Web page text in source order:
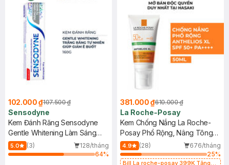
102.000 ₫107.500 ₫
Sensodyne
Kem Đánh Răng Sensodyne
Gentle Whitening Làm Sáng
Răng 160g
5.0 (3)
128/tháng
64%
381.000 ₫610.000 ₫
La Roche-Posay
Kem Chống Nắng La Roche-
Posay Phổ Rộng, Nâng Tông
Kiềm Dầu 50ml
4.9 (28)
676/tháng
25%
Bill La roche-posay 399K Tặng